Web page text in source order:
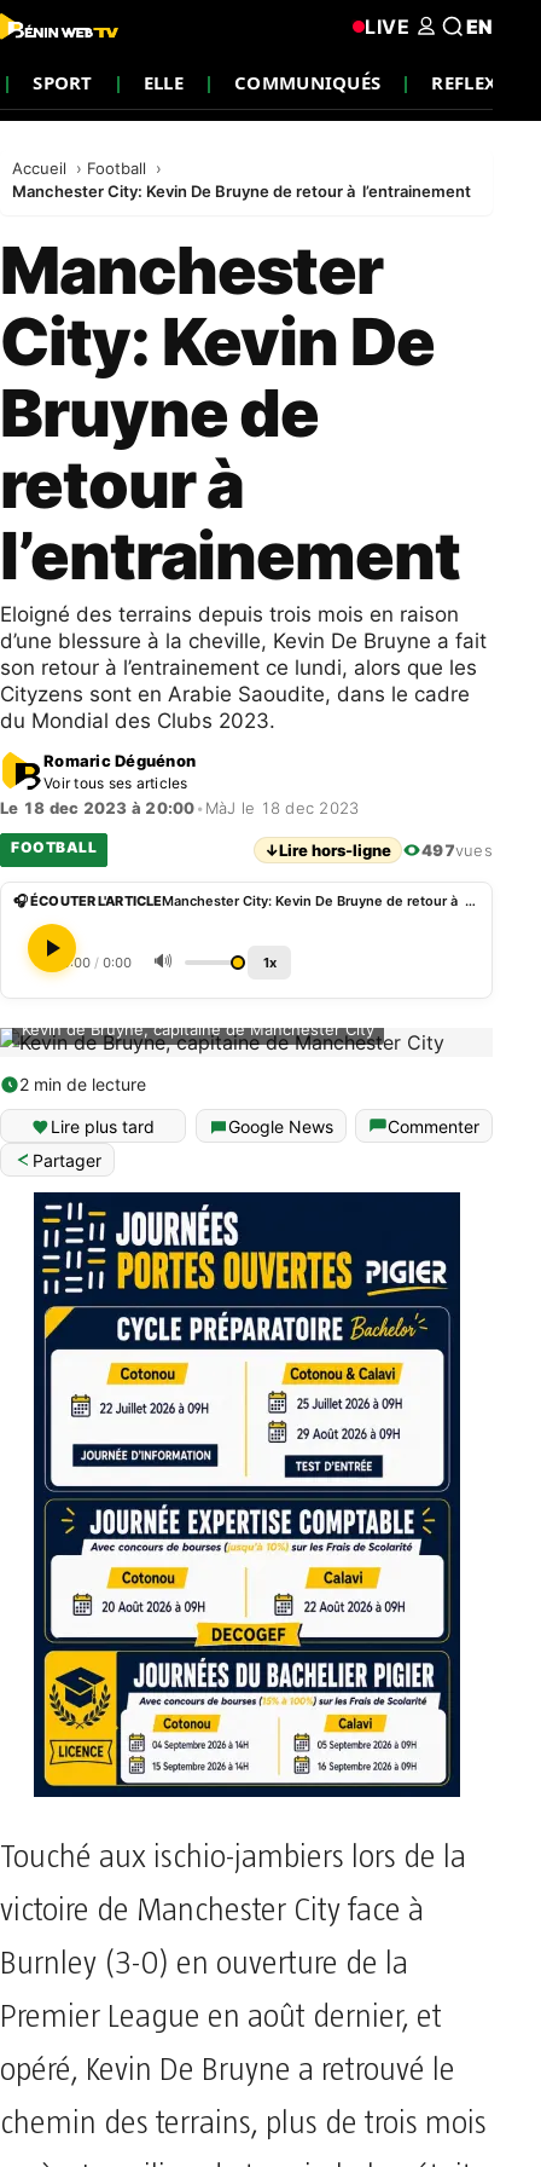
SPORT ELLE COMMUNIQUÉS REFLEXION
LIVE EN
Accueil
Football
Manchester City: Kevin De Bruyne de retour à l’entrainement
Manchester
City: Kevin De
Bruyne de
retour à
l’entrainement
Eloigné des terrains depuis trois mois en raison
d’une blessure à la cheville, Kevin De Bruyne a fait
son retour à l’entrainement ce lundi, alors que les
Cityzens sont en Arabie Saoudite, dans le cadre
du Mondial des Clubs 2023.
Romaric Déguénon
Voir tous ses articles
Le 18 dec 2023 à 20:00• MàJ le 18 dec 2023
FOOTBALL ↓Lire hors-ligne 497vues
🎧 ÉCOUTER L'ARTICLE Manchester City: Kevin De Bruyne de retour à l’entrainement
0:00 / 0:00 🔊 1x
Kevin de Bruyne, capitaine de Manchester City
2 min de lecture
Lire plus tard Google News
Commenter
Partager
Touché aux ischio-jambiers lors de la
victoire de Manchester City face à
Burnley (3-0) en ouverture de la
Premier League en août dernier, et
opéré, Kevin De Bruyne a retrouvé le
chemin des terrains, plus de trois mois